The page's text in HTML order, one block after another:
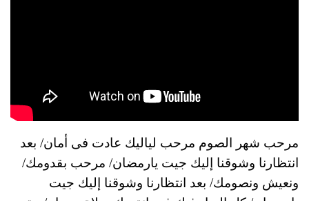
مرحب شهر الصوم مرحب لياليك عادت فى أمان/ بعد
انتظارنا وشوقنا إليك جيت يارمضان/ مرحب بقدومك/
ونعيش ونصومك/ بعد انتظارنا وشوقنا إليك جيت